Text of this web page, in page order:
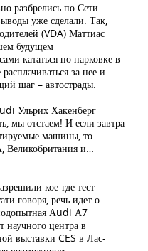
разбрелись по Сети.
уже сделали. Так,
(VDA) Маттиас
будущем
кататься по парковке в
за нее и
шаг – автострады.
Ульрих Хакенберг
мы отстаем! И если завтра
машины, то
Великобритания и…
кое-где тест-
говоря, речь идет о
Аudi А7
научного центра в
выставки CES в Лас-